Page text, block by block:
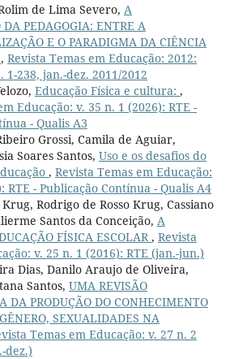
de Lima Severo, A
PEDAGOGIA: ENTRE A
E O PARADIGMA DA CIÊNCIA
, Revista Temas em Educação: 2012:
1-238, jan.-dez. 2011/2012
Educação Física e cultura: ,
Educação: v. 35 n. 1 (2026): RTE -
- Qualis A3
Grossi, Camila de Aguiar,
Soares Santos, Uso e os desafios do
, Revista Temas em Educação:
RTE - Publicação Contínua - Qualis A4
Rodrigo de Rosso Krug, Cassiano
Santos da Conceição, A
FÍSICA ESCOLAR , Revista
v. 25 n. 1 (2016): RTE (jan.-jun.)
Dias, Danilo Araujo de Oliveira,
Santos, UMA REVISÃO
DA PRODUÇÃO DO CONHECIMENTO
SEXUALIDADES NA
Temas em Educação: v. 27 n. 2
dez.)